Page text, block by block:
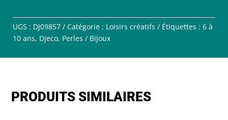
UGS : DJ09857 Catégorie : Loisirs créatifs Étiquettes : 6 à
10 ans, Djeco, Perles / Bijoux
PRODUITS SIMILAIRES